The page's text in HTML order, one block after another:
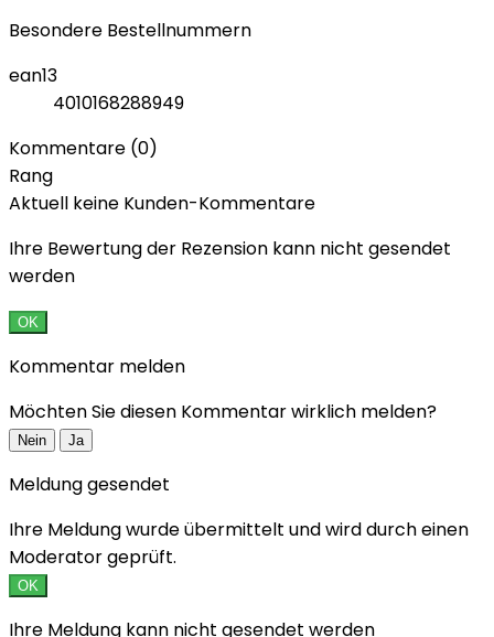
Besondere Bestellnummern
ean13
4010168288949
Kommentare (0)
Rang
Aktuell keine Kunden-Kommentare
Ihre Bewertung der Rezension kann nicht gesendet
werden
OK
Kommentar melden
Möchten Sie diesen Kommentar wirklich melden?
Nein Ja
Meldung gesendet
Ihre Meldung wurde übermittelt und wird durch einen
Moderator geprüft.
OK
Ihre Meldung kann nicht gesendet werden